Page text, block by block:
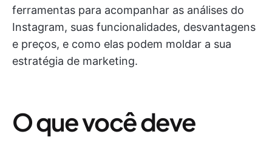
ferramentas para acompanhar as análises do
Instagram, suas funcionalidades, desvantagens
e preços, e como elas podem moldar a sua
estratégia de marketing.
O que você deve